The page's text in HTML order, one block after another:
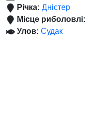
Річка: Дністер
Місце риболовлі:
Улов: Судак